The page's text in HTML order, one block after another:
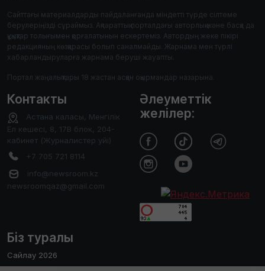
Сайттағы материалдарды пайдаланғанда міндетті түрде сілтеме
берулеріңізді сұраймыз. Ақпараттық порталдағы авторлық және басқа да
құқықтар толығымен қорғалатынын ескертеміз. Автордың жеке пікірі
редакцияның көзқарасы болып саналмайды. Жарнама мен түрлі
хабарландыруларға жарнама беруші жауапты.
Портал жаңалықтары 18 жастан асқан оқырмандар назарына.
Контакты
Астана каласы, Менгілік
Ел кешесі, 8, 17В блок, 204-
кабинет (Журналистер уйі)
+7 705 721 8114
info@newsroom.kz
newsroomqaz@gmail.com
Біз туралы
Сайлау 2026
Әлеуметтік
желілер: